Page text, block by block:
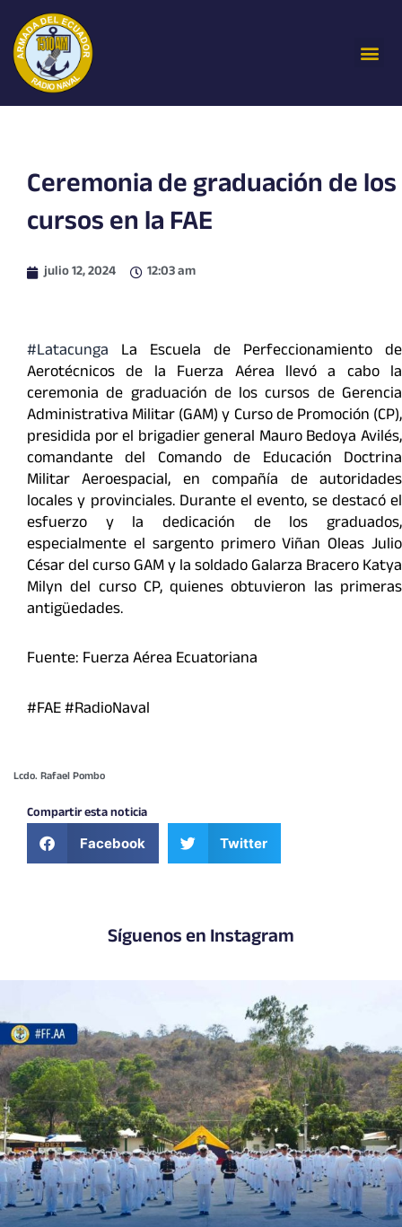
contenido
Ceremonia de graduación de los
cursos en la FAE
julio 12, 2024 12:03 am
#Latacunga La Escuela de Perfeccionamiento de
Aerotécnicos de la Fuerza Aérea llevó a cabo la
ceremonia de graduación de los cursos de Gerencia
Administrativa Militar (GAM) y Curso de Promoción (CP),
presidida por el brigadier general Mauro Bedoya Avilés,
comandante del Comando de Educación Doctrina
Militar Aeroespacial, en compañía de autoridades
locales y provinciales. Durante el evento, se destacó el
esfuerzo y la dedicación de los graduados,
especialmente el sargento primero Viñan Oleas Julio
César del curso GAM y la soldado Galarza Bracero Katya
Milyn del curso CP, quienes obtuvieron las primeras
antigüedades.
Fuente: Fuerza Aérea Ecuatoriana
#FAE #RadioNaval
Lcdo. Rafael Pombo
Compartir esta noticia
Facebook Twitter
Síguenos en Instagram